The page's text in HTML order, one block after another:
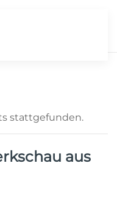
stattgefunden.
aus